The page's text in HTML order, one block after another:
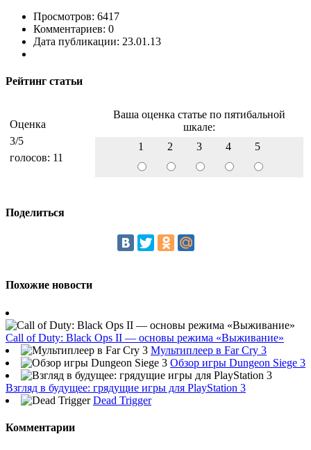
Просмотров: 6417
Комментариев: 0
Дата публикации: 23.01.13
Рейтинг статьи
Оценка
3/5
голосов: 11
Ваша оценка статье по пятибальной
шкале:
1
2 3 4 5
Поделиться
Похожие новости
Call of Duty: Black Ops II — основы режима «Выживание»
Мультиплеер в Far Cry 3
Обзор игры Dungeon Siege 3
Взгляд в будущее: грядущие игры для PlayStation 3
Dead Trigger
Комментарии